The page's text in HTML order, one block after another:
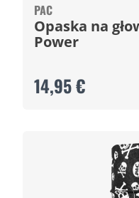
PAC
Opaska na
Power
14,95 €